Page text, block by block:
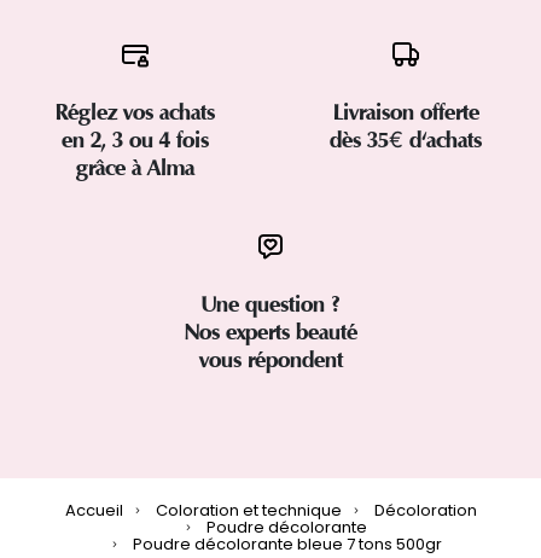
Réglez vos achats
en 2, 3 ou 4 fois
grâce à Alma
Livraison offerte
dès 35€ d'achats
Une question ?
Nos experts beauté
vous répondent
Accueil Coloration et technique Décoloration
Poudre décolorante
Poudre décolorante bleue 7 tons 500gr